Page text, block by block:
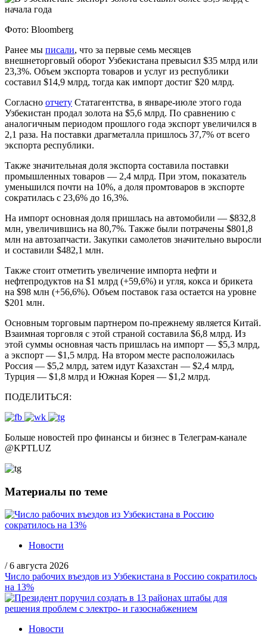
Фото: Bloomberg
Ранее мы писали, что за первые семь месяцев
внешнеторговый оборот Узбекистана превысил $35 млрд или
23,3%. Объем экспорта товаров и услуг из республики
составил $14,9 млрд, тогда как импорт достиг $20 млрд.
Согласно отчету Статагентства, в январе-июле этого года
Узбекистан продал золота на $5,6 млрд. По сравнению с
аналогичным периодом прошлого года экспорт увеличился в
2,1 раза. На поставки драгметалла пришлось 37,7% от всего
экспорта республики.
Также значительная доля экспорта составила поставки
промышленных товаров — 2,4 млрд. При этом, показатель
уменьшился почти на 10%, а доля промтоваров в экспорте
сократилась с 23,6% до 16,3%.
На импорт основная доля пришлась на автомобили — $832,8
млн, увеличившись на 80,7%. Также были потрачены $801,8
млн на автозапчасти. Закупки самолетов значительно выросли
и составили $482,1 млн.
Также стоит отметить увеличение импорта нефти и
нефтепродуктов на $1 млрд (+59,6%) и угля, кокса и брикета
на $98 млн (+56,6%). Объем поставок газа остается на уровне
$201 млн.
Основным торговым партнером по-прежнему является Китай.
Взаимная торговля с этой страной составила $6,8 млрд. Из
этой суммы основная часть пришлась на импорт — $5,3 млрд,
а экспорт — $1,5 млрд. На втором месте расположилась
Россия — $5,2 млрд, затем идут Казахстан — $2,4 млрд,
Турция — $1,8 млрд и Южная Корея — $1,2 млрд.
ПОДЕЛИТЬСЯ:
Больше новостей про финансы и бизнес в Телеграм-канале
@KPTLUZ
Материалы по теме
Новости
/ 6 августа 2026
Число рабочих въездов из Узбекистана в Россию сократилось
на 13%
Новости